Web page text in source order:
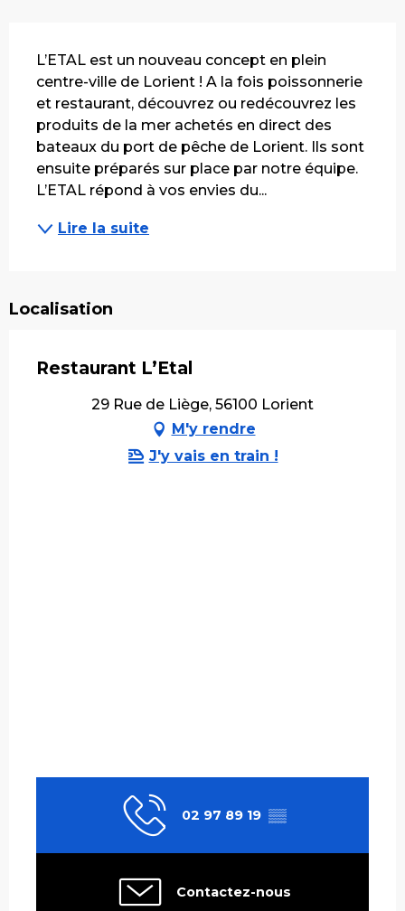
L’ETAL est un nouveau concept en plein
centre-ville de Lorient ! A la fois poissonnerie
et restaurant, découvrez ou redécouvrez les
produits de la mer achetés en direct des
bateaux du port de pêche de Lorient. Ils sont
ensuite préparés sur place par notre équipe.
L’ETAL répond à vos envies du...
Lire la suite
Localisation
Restaurant L’Etal
29 Rue de Liège, 56100 Lorient
M'y rendre
J'y vais en train !
02 97 89 19 ▒▒
Contactez-nous